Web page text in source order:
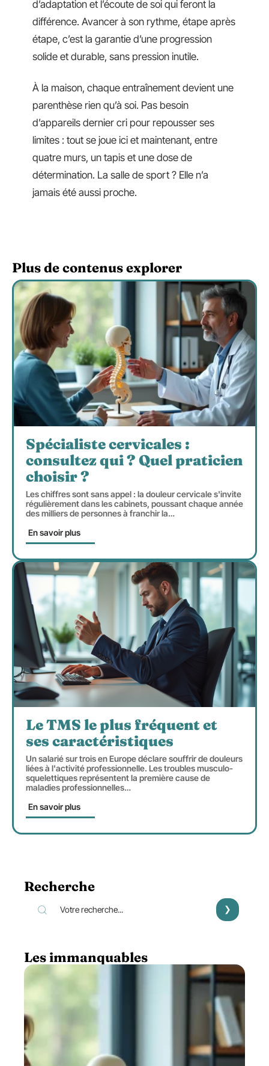
d’adaptation et l’écoute de soi qui feront la
différence. Avancer à son rythme, étape après
étape, c’est la garantie d’une progression
solide et durable, sans pression inutile.
À la maison, chaque entraînement devient une
parenthèse rien qu’à soi. Pas besoin
d’appareils dernier cri pour repousser ses
limites : tout se joue ici et maintenant, entre
quatre murs, un tapis et une dose de
détermination. La salle de sport ? Elle n’a
jamais été aussi proche.
Plus de contenus explorer
Spécialiste cervicales :
consultez qui ? Quel praticien
choisir ?
Les chiffres sont sans appel : la douleur cervicale s'invite
régulièrement dans les cabinets, poussant chaque année
des milliers de personnes à franchir la…
En savoir plus
Le TMS le plus fréquent et
ses caractéristiques
Un salarié sur trois en Europe déclare souffrir de douleurs
liées à l'activité professionnelle. Les troubles musculo-
squelettiques représentent la première cause de
maladies professionnelles…
En savoir plus
Recherche
Les immanquables